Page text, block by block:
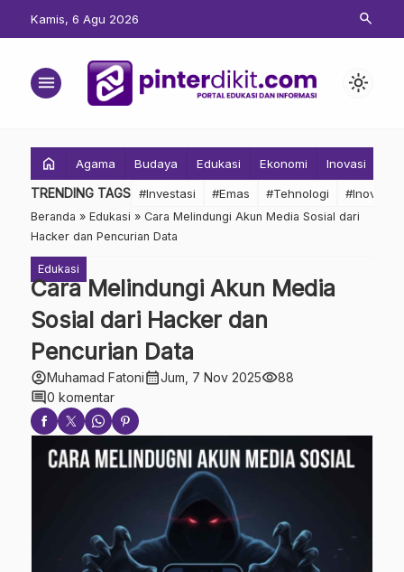
Kamis, 6 Agu 2026 search
menu light_mode
home Agama Budaya Edukasi Ekonomi Inovasi
TRENDING TAGS #Investasi #Emas #Tehnologi #Inovasi
Beranda » Edukasi » Cara Melindungi Akun Media Sosial dari
Hacker dan Pencurian Data
Edukasi
Cara Melindungi Akun Media
Sosial dari Hacker dan
Pencurian Data
account_circleMuhamad Fatonicalendar_monthJum, 7 Nov 2025visibility88
comment0 komentar